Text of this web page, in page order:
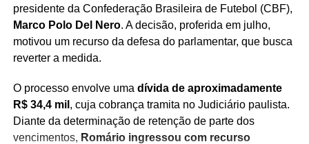
ATAQUE AO JUDICIÁRIO
CARLA ZAMBELLI
CONDENAÇÃO ZAMBELLI
DEPUTADA CARLA ZAMBELLI
ESCÂNDALO CNJ
HACKER DELGATTI
INVASÃO CNJ
INVESTIGAÇÃO PF
PODER JUDICIÁRIO
PRÓXIMO
Fraude no INSS liga associação a empresário da
saúde
presidente da Confederação Brasileira de Futebol (CBF),
Marco Polo Del Nero. A decisão, proferida em julho,
motivou um recurso da defesa do parlamentar, que busca
reverter a medida.
O processo envolve uma dívida de aproximadamente
R$ 34,4 mil , cuja cobrança tramita no Judiciário paulista.
Diante da determinação de retenção de parte dos
vencimentos, Romário ingressou com recurso